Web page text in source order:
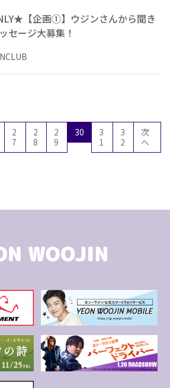
【企画①】ウジンさんから聞き
セージ大募集！
2
7
2
8
2
9
30 (current)
3
1
3
2
次
へ